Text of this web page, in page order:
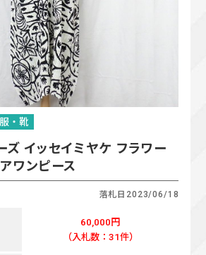
・靴
ズ イッセイミヤケ フラワー
ワンピース
落札日 2023/06/18
60,000円
（入札数：31件）